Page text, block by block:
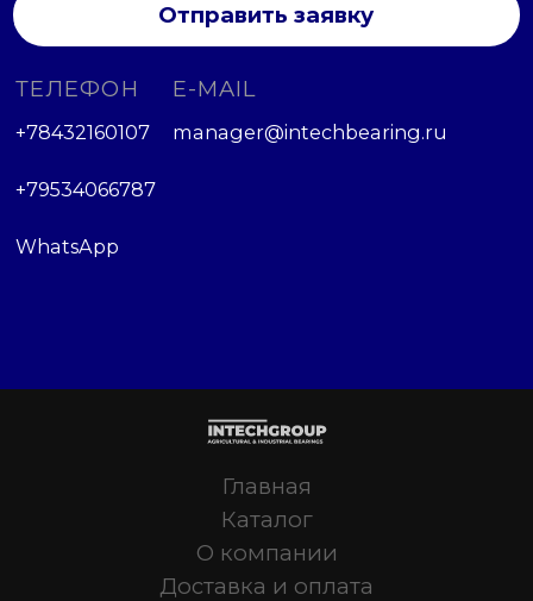
Отправить заявку
ТЕЛЕФОН
+78432160107
+79534066787
WhatsApp
E-MAIL
manager@intechbearing.ru
Главная
Каталог
О компании
Доставка и оплата